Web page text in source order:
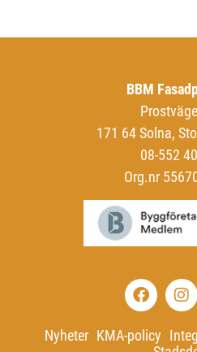
BBM
171 64 Solna,
08-552
Org.nr
F
a
e
I
n
t
Nyheter KMA-policy